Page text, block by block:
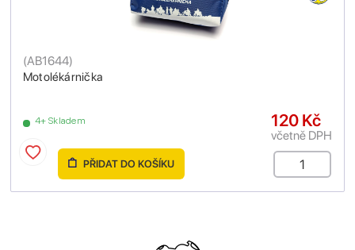
Motolékárnička
(AB1644)
4+ Skladem 120 Kč
včetně DPH
PŘIDAT DO KOŠÍKU